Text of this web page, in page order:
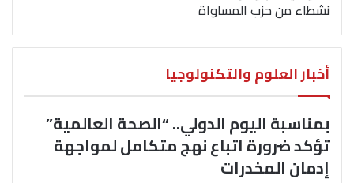
نشطاء من حزب المساواة
أخبار العلوم والتكنولوجيا
بمناسبة اليوم الدولي.. “الصحة العالمية”
تؤكد ضرورة اتباع نهج متكامل لمواجهة
إدمان المخدرات